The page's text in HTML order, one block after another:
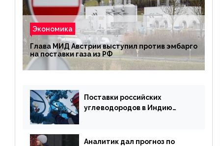
Экономика
Глава МИД Австрии выступил против эмбарго
на поставки газа из РФ
Поставки российских
углеводородов в Индию
Аналитик дал прогноз по